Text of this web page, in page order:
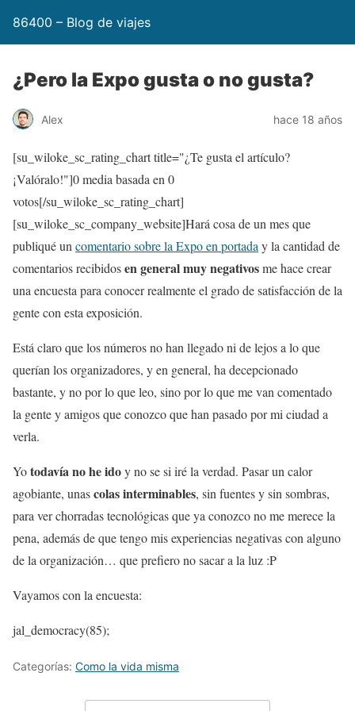
86400 – Blog de viajes
¿Pero la Expo gusta o no gusta?
Alex hace 18 años
[su_wiloke_sc_rating_chart title="¿Te gusta el artículo?
¡Valóralo!"]0media basada en 0
votos[/su_wiloke_sc_rating_chart]
[su_wiloke_sc_company_website]Hará cosa de un mes que
publiqué un comentario sobre la Expo en portada y la cantidad de
comentarios recibidosen general muy negativosme hace crear
una encuesta para conocer realmente el grado de satisfacción de la
gente con esta exposición.
Está claro que los números no han llegado ni de lejos a lo que
querían los organizadores, y en general, ha decepcionado
bastante, y no por lo que leo, sino por lo que me van comentado
la gente y amigos que conozco que han pasado por mi ciudad a
verla.
Yotodavía no he idoy no se si iré la verdad. Pasar un calor
agobiante, unascolas interminables, sin fuentes y sin sombras,
para ver chorradas tecnológicas que ya conozco no me merece la
pena, además de que tengo mis experiencias negativas con alguno
de la organización… que prefiero no sacar a la luz :P
Vayamos con la encuesta:
jal_democracy(85);
Categorías: Como la vida misma